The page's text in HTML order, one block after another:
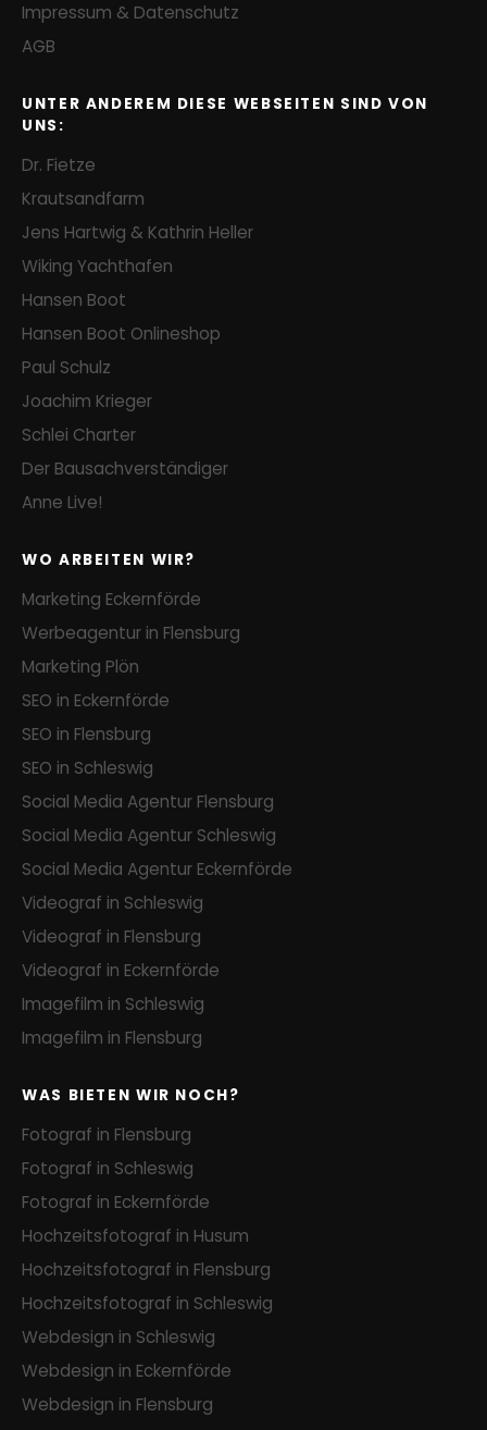
Impressum & Datenschutz
AGB
UNTER ANDEREM DIESE WEBSEITEN SIND VON
UNS:
Dr. Fietze
Krautsandfarm
Jens Hartwig & Kathrin Heller
Wiking Yachthafen
Hansen Boot
Hansen Boot Onlineshop
Paul Schulz
Joachim Krieger
Schlei Charter
Der Bausachverständiger
Anne Live!
WO ARBEITEN WIR?
Marketing Eckernförde
Werbeagentur in Flensburg
Marketing Plön
SEO in Eckernförde
SEO in Flensburg
SEO in Schleswig
Social Media Agentur Flensburg
Social Media Agentur Schleswig
Social Media Agentur Eckernförde
Videograf in Schleswig
Videograf in Flensburg
Videograf in Eckernförde
Imagefilm in Schleswig
Imagefilm in Flensburg
WAS BIETEN WIR NOCH?
Fotograf in Flensburg
Fotograf in Schleswig
Fotograf in Eckernförde
Hochzeitsfotograf in Husum
Hochzeitsfotograf in Flensburg
Hochzeitsfotograf in Schleswig
Webdesign in Schleswig
Webdesign in Eckernförde
Webdesign in Flensburg